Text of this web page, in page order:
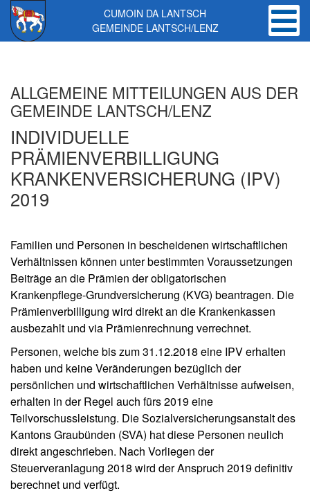
Skip to main content
CUMOIN DA LANTSCH
GEMEINDE LANTSCH/LENZ
ALLGEMEINE MITTEILUNGEN AUS DER
GEMEINDE LANTSCH/LENZ
INDIVIDUELLE
PRÄMIENVERBILLIGUNG
KRANKENVERSICHERUNG (IPV)
2019
Familien und Personen in bescheidenen wirtschaftlichen
Verhältnissen können unter bestimmten Voraussetzungen
Beiträge an die Prämien der obligatorischen
Krankenpflege-Grundversicherung (KVG) beantragen. Die
Prämienverbilligung wird direkt an die Krankenkassen
ausbezahlt und via Prämienrechnung verrechnet.
Personen, welche bis zum 31.12.2018 eine IPV erhalten
haben und keine Veränderungen bezüglich der
persönlichen und wirtschaftlichen Verhältnisse aufweisen,
erhalten in der Regel auch fürs 2019 eine
Teilvorschussleistung. Die Sozialversicherungsanstalt des
Kantons Graubünden (SVA) hat diese Personen neulich
direkt angeschrieben. Nach Vorliegen der
Steuerveranlagung 2018 wird der Anspruch 2019 definitiv
berechnet und verfügt.